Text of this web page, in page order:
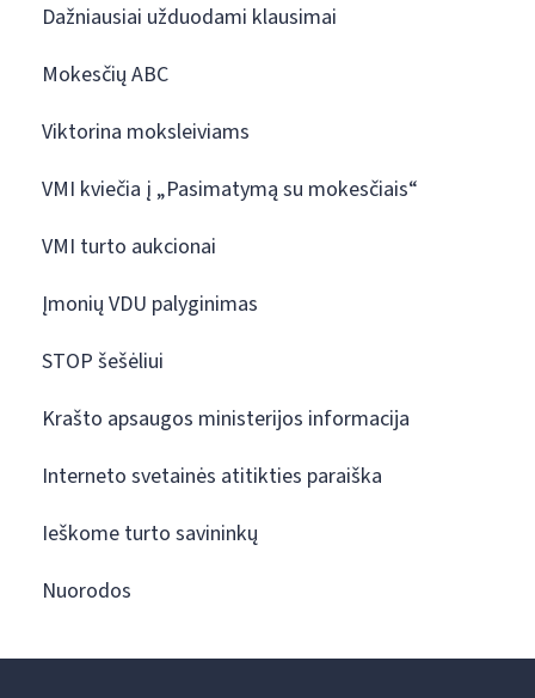
Dažniausiai užduodami klausimai
Mokesčių ABC
Viktorina moksleiviams
VMI kviečia į „Pasimatymą su mokesčiais“
VMI turto aukcionai
Įmonių VDU palyginimas
STOP šešėliui
Krašto apsaugos ministerijos informacija
Interneto svetainės atitikties paraiška
Ieškome turto savininkų
Nuorodos